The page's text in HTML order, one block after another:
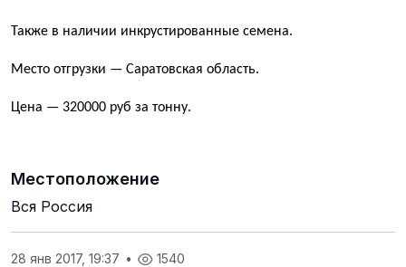
Также в наличии инкрустированные семена.
Место отгрузки — Саратовская область.
Цена — 320000 руб за тонну.
Местоположение
Вся Россия
28 янв 2017, 19:37 • 1540